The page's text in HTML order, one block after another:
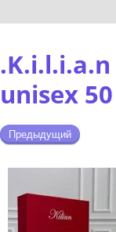
unisex
Предыдущий